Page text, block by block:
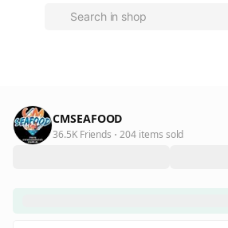
CMSEAFOOD
36.5K Friends 204 items sold